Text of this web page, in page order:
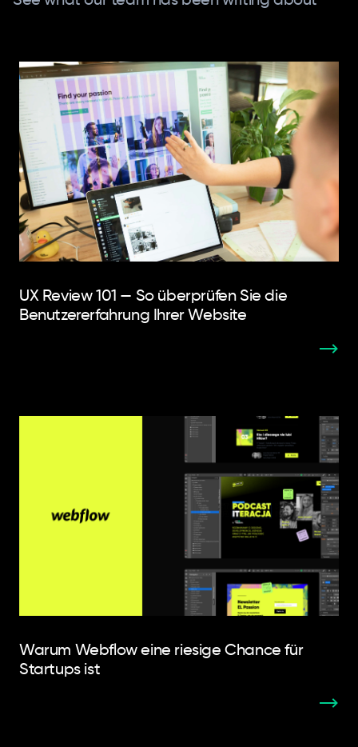
UX Review 101 — So überprüfen Sie die
Benutzererfahrung Ihrer Website
Warum Webflow eine riesige Chance für
Startups ist